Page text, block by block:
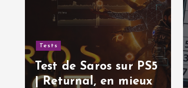
Tests
Test de Saros sur PS5
| Returnal, en mieux